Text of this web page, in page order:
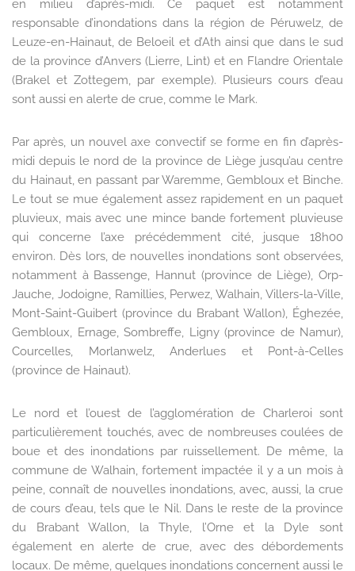
en milieu d’après-midi. Ce paquet est notamment
responsable d’inondations dans la région de Péruwelz, de
Leuze-en-Hainaut, de Beloeil et d’Ath ainsi que dans le sud
de la province d’Anvers (Lierre, Lint) et en Flandre Orientale
(Brakel et Zottegem, par exemple). Plusieurs cours d’eau
sont aussi en alerte de crue, comme le Mark.
Par après, un nouvel axe convectif se forme en fin d’après-
midi depuis le nord de la province de Liège jusqu’au centre
du Hainaut, en passant par Waremme, Gembloux et Binche.
Le tout se mue également assez rapidement en un paquet
pluvieux, mais avec une mince bande fortement pluvieuse
qui concerne l’axe précédemment cité, jusque 18h00
environ. Dès lors, de nouvelles inondations sont observées,
notamment à Bassenge, Hannut (province de Liège), Orp-
Jauche, Jodoigne, Ramillies, Perwez, Walhain, Villers-la-Ville,
Mont-Saint-Guibert (province du Brabant Wallon), Éghezée,
Gembloux, Ernage, Sombreffe, Ligny (province de Namur),
Courcelles, Morlanwelz, Anderlues et Pont-à-Celles
(province de Hainaut).
Le nord et l’ouest de l’agglomération de Charleroi sont
particulièrement touchés, avec de nombreuses coulées de
boue et des inondations par ruissellement. De même, la
commune de Walhain, fortement impactée il y a un mois à
peine, connaît de nouvelles inondations, avec, aussi, la crue
de cours d’eau, tels que le Nil. Dans le reste de la province
du Brabant Wallon, la Thyle, l’Orne et la Dyle sont
également en alerte de crue, avec des débordements
locaux. De même, quelques inondations concernent aussi le